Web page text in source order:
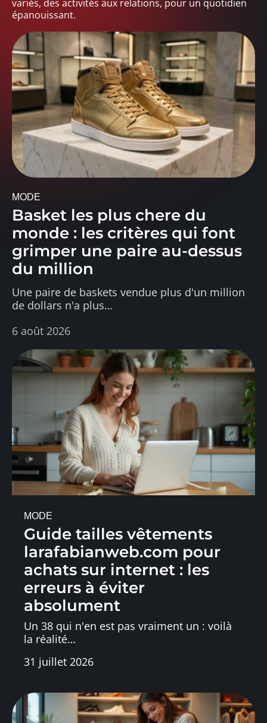
variés, des activités aux relations, pour un quotidien
épanouissant.
MODE
Basket les plus chere du
monde : les critères qui font
grimper une paire au-dessus
du million
Une paire de baskets vendue plus d'un million
de dollars n'a plus…
6 août 2026
MODE
Guide tailles vêtements
larafabianweb.com pour
achats sur internet : les
erreurs à éviter
absolument
Un 38 qui n'en est pas vraiment un : voilà
la réalité…
31 juillet 2026